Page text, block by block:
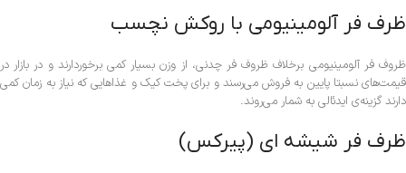
ظرف فر آلومینیومی با روکش نچسب
ظروف فر آلومینیومی برخلاف ظروف فر چدنی، از وزن بسیار کمی برخوردارند و در بازار در
قیمت‌های نسبتا پایین به فروش می‌رسند و برای پخت کیک و غذاهایی که نیاز به زمان کمی
دارند گزینه‌ي ایدئالی به شمار می‌روند.
ظرف فر شیشه ای (پیرکس)